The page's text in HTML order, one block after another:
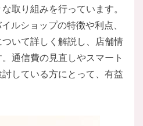
取り組みを行っています。
ルショップの特徴や利点、
いて詳しく解説し、店舗情
通信費の見直しやスマート
している方にとって、有益